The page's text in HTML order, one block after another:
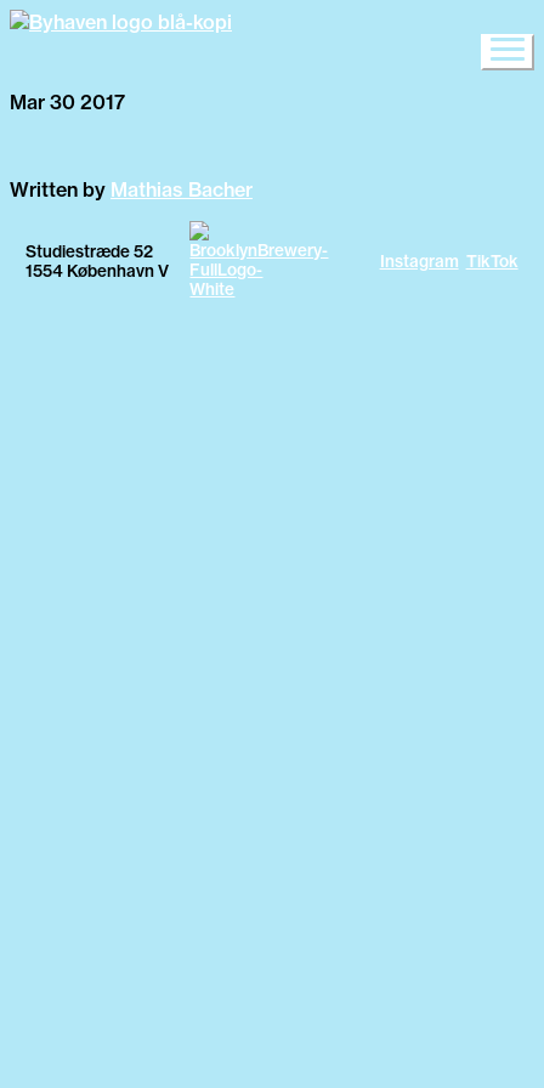
Mar 30 2017
Written by Mathias Bacher
Studiestræde 52
1554 København V
Instagram TikTok